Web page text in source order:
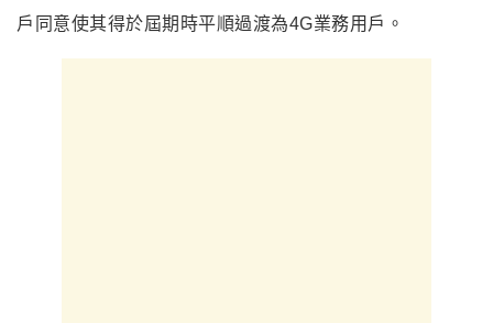
戶同意使其得於屆期時平順過渡為4G業務用戶。